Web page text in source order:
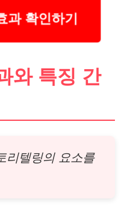
과 확인하기
와 특징 간
리텔링의 요소를